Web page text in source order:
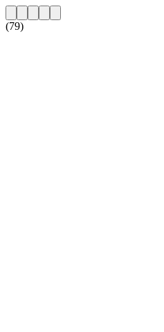
(79)